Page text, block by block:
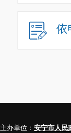
依
主办单位： 安宁市人民